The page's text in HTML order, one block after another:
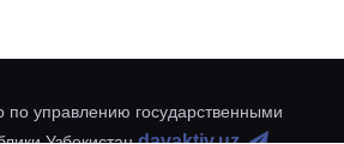
по управлению государственными